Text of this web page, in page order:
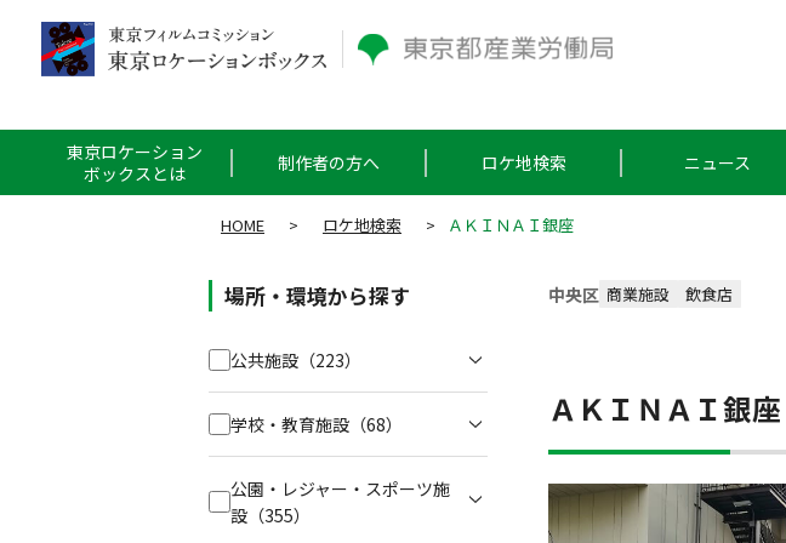
東京ロケーション
ボックスとは
制作者の方へ ロケ地検索 ニュース
HOME > ロケ地検索 > ＡＫＩＮＡＩ銀座
中央区 商業施設 飲食店
ＡＫＩＮＡＩ銀座
場所・環境から探す
公共施設 （223）
学校・教育施設 （68）
公園・レジャー・スポーツ施
設 （355）